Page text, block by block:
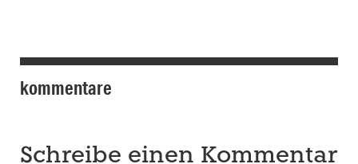
kommentare
Schreibe einen Kommentar